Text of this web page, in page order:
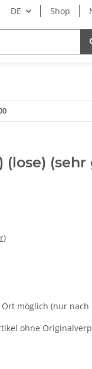
DE Shop
(lose)
möglich (nur nach
ohne